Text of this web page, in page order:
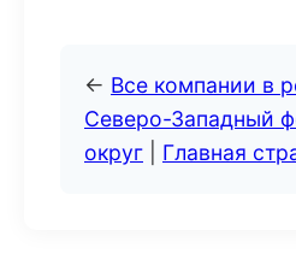
← Все компании в
Северо-Западный
округ
Главная